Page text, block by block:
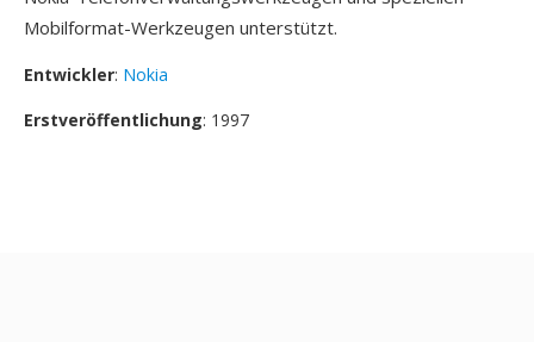
Mobilformat-Werkzeugen unterstützt.
Entwickler: Nokia
Erstveröffentlichung: 1997